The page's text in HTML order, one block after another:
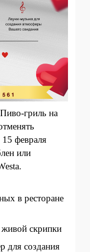
гриль на
февраля
или
в ресторане
скрипки
для создания